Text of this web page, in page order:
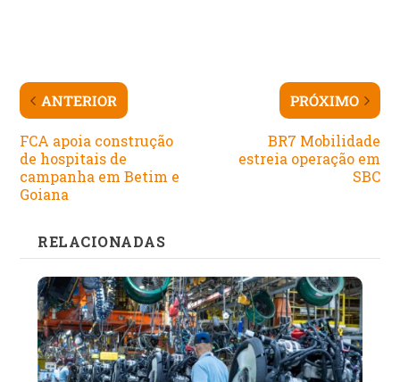
ANTERIOR
FCA apoia construção
de hospitais de
campanha em Betim e
Goiana
PRÓXIMO
BR7 Mobilidade
estreia operação em
SBC
RELACIONADAS